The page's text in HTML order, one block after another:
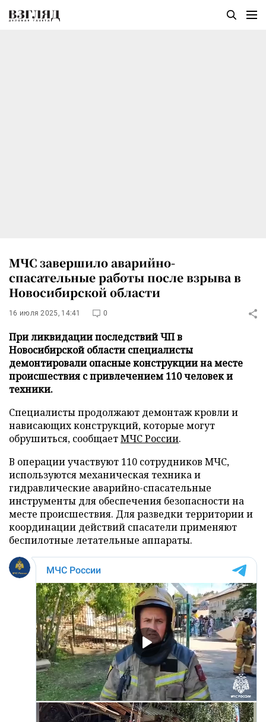
МЧС завершило аварийно-
спасательные работы после взрыва в
Новосибирской области
16 июля 2025, 14:41 0
При ликвидации последствий ЧП в
Новосибирской области специалисты
демонтировали опасные конструкции на месте
происшествия с привлечением 110 человек и
техники.
Специалисты продолжают демонтаж кровли и
нависающих конструкций, которые могут
обрушиться, сообщаетМЧС России.
В операции участвуют 110 сотрудников МЧС,
используются механическая техника и
гидравлические аварийно-спасательные
инструменты для обеспечения безопасности на
месте происшествия. Для разведки территории и
координации действий спасатели применяют
беспилотные летательные аппараты.